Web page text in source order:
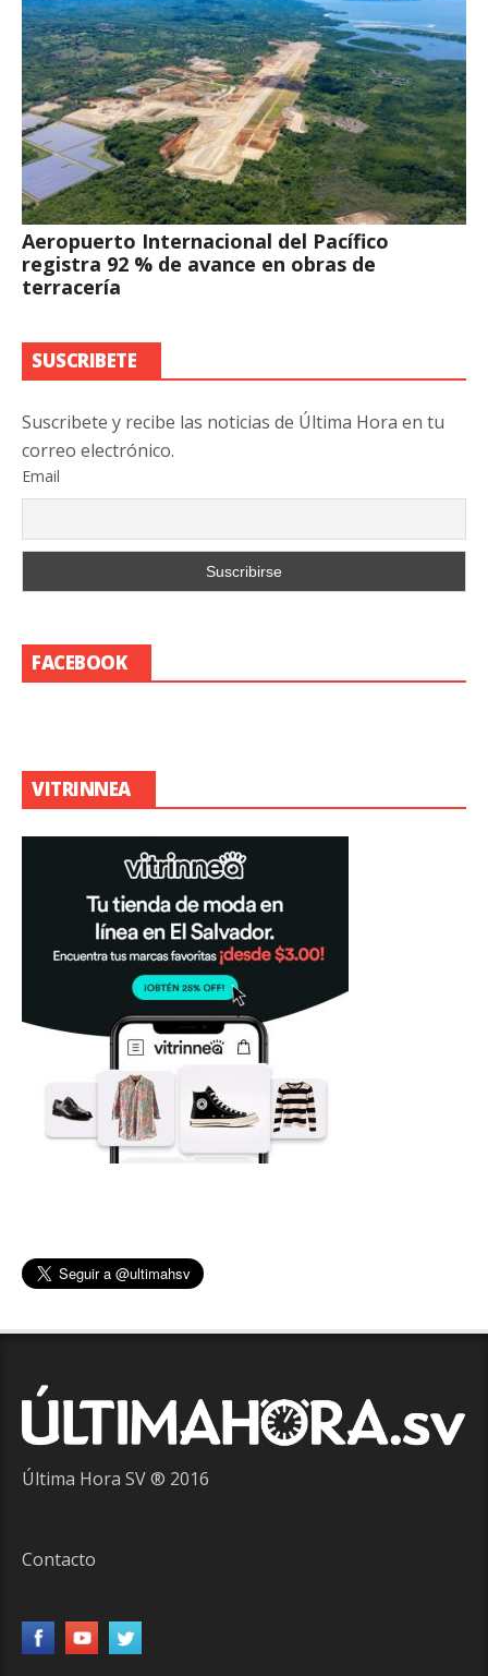
Aeropuerto Internacional del Pacífico
registra 92 % de avance en obras de
terracería
SUSCRIBETE
Suscribete y recibe las noticias de Última Hora en tu
correo electrónico.
Email
FACEBOOK
VITRINNEA
Última Hora SV ® 2016
Contacto